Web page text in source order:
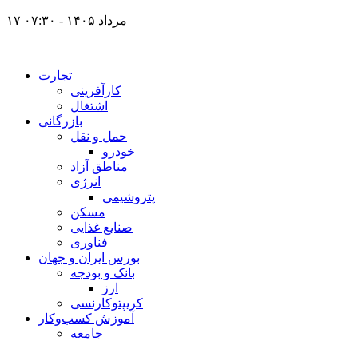
۱۷ مرداد ۱۴۰۵ - ۰۷:۳۰
تجارت
کارآفرینی
اشتغال
بازرگانی
حمل و نقل
خودرو
مناطق آزاد
انرژی
پتروشیمی
مسکن
صنایع غذایی
فناوری
بورس ایران و جهان
بانک و بودجه
ارز
کریپتوکارنسی
آموزش کسب‌وکار
جامعه